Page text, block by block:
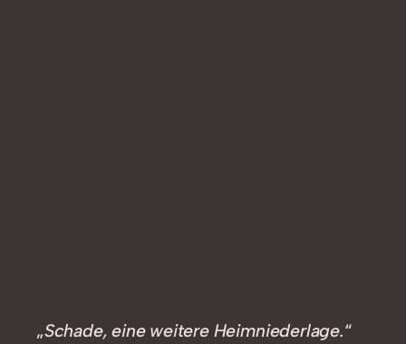
„Schade, eine weitere Heimniederlage.“